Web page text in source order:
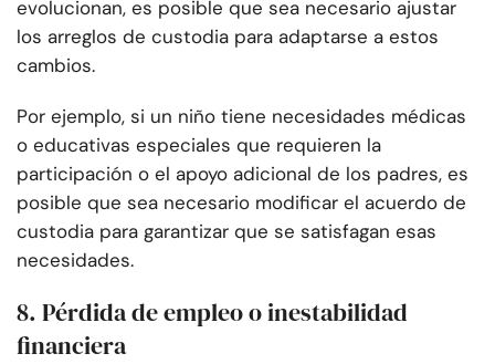
evolucionan, es posible que sea necesario ajustar
los arreglos de custodia para adaptarse a estos
cambios.
Por ejemplo, si un niño tiene necesidades médicas
o educativas especiales que requieren la
participación o el apoyo adicional de los padres, es
posible que sea necesario modificar el acuerdo de
custodia para garantizar que se satisfagan esas
necesidades.
8. Pérdida de empleo o inestabilidad
financiera